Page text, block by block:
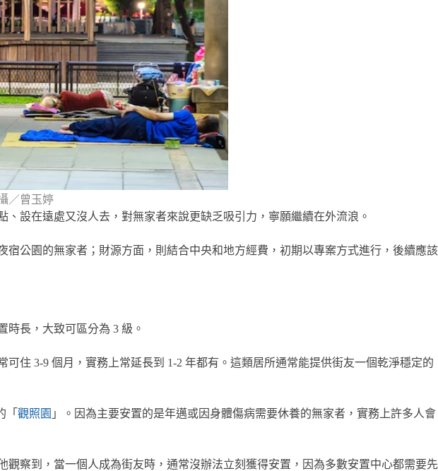
／曾玉婷
設在遠處又沒人去，對無家者來說更缺乏吸引力，寧願繼續在外流浪。
公園的無家者；財源方面，則結合中央和地方經費，初期以專案方式進行，後續應該
長，大致可區分為 3 級。
可住 3-9 個月，實務上常延長到 1-2 年都有。這類居所通常能提供街友一個乾淨穩定的
「 觀照園 」。因為主要安置的是年邁或因身體傷病需要休養的無家者，實務上許多人會
察到，當一個人成為街友時，通常沒辦法立刻獲得安置，因為多數安置中心都需要先